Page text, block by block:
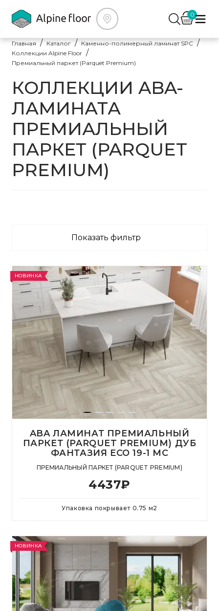
0
Главная Каталог
Каменно-полимерный ламинат SPC
Коллекции Alpine Floor
Премиальный паркет (Parquet Premium)
КОЛЛЕКЦИИ ABA-
ЛАМИНАТА
ПРЕМИАЛЬНЫЙ
ПАРКЕТ (PARQUET
PREMIUM)
Показать фильтр
НОВИНКА
ABA ЛАМИНАТ ПРЕМИАЛЬНЫЙ
ПАРКЕТ (PARQUET PREMIUM) ДУБ
ФАНТАЗИЯ ECO 19-1 MC
ПРЕМИАЛЬНЫЙ ПАРКЕТ (PARQUET PREMIUM)
4437₽
Упаковка покрывает 0.75 м2
НОВИНКА